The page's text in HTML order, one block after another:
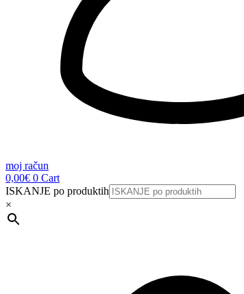
moj račun
0,00€ 0 Cart
ISKANJE po produktih
×